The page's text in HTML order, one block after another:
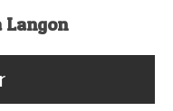
Langon